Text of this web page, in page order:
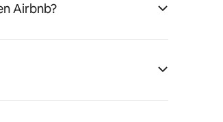
Airbnb?